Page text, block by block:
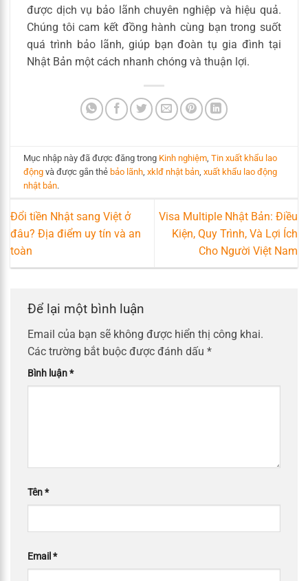
được dịch vụ bảo lãnh chuyên nghiệp và hiệu quả.
Chúng tôi cam kết đồng hành cùng bạn trong suốt
quá trình bảo lãnh, giúp bạn đoàn tụ gia đình tại
Nhật Bản một cách nhanh chóng và thuận lợi.
Mục nhập này đã được đăng trong Kinh nghiệm ,Tin xuất khẩu lao
động và được gắn thẻ bảo lãnh ,xklđ nhật bản ,xuất khẩu lao động
nhật bản.
Đổi tiền Nhật sang Việt ở
đâu? Địa điểm uy tín và an
toàn
Visa Multiple Nhật Bản: Điều
Kiện, Quy Trình, Và Lợi Ích
Cho Người Việt Nam
Để lại một bình luận
Email của bạn sẽ không được hiển thị công khai.
Các trường bắt buộc được đánh dấu *
Bình luận*
Tên*
Email *